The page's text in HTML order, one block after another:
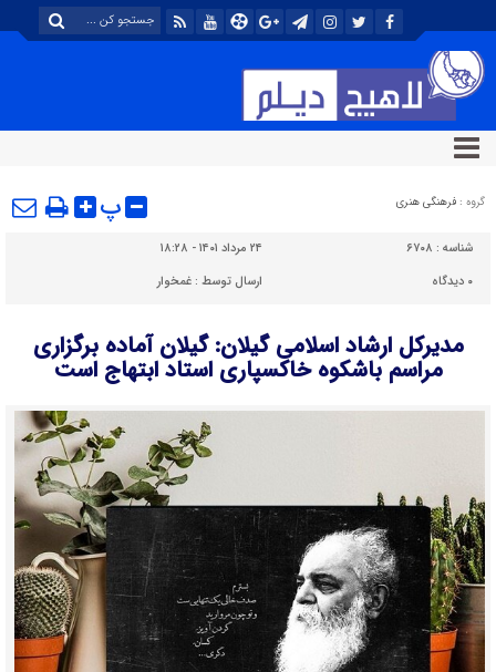
گروه : فرهنگی هنری پ
شناسه : ۶۷۰۸
۲۴ مرداد ۱۴۰۱ - ۱۸:۲۸
۰ دیدگاه ارسال توسط :غمخوار
مدیرکل ارشاد اسلامی گیلان: گیلان آماده برگزاری
مراسم باشکوه خاکسپاری استاد ابتهاج است